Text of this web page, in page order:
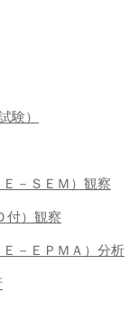
験）
－ＳＥＭ）観察
付）観察
－ＥＰＭＡ）分析